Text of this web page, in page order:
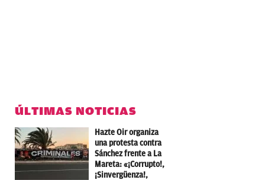
ÚLTIMAS NOTICIAS
Hazte Oir organiza
una protesta contra
Sánchez frente a La
Mareta: «¡Corrupto!,
¡Sinvergüenza!,